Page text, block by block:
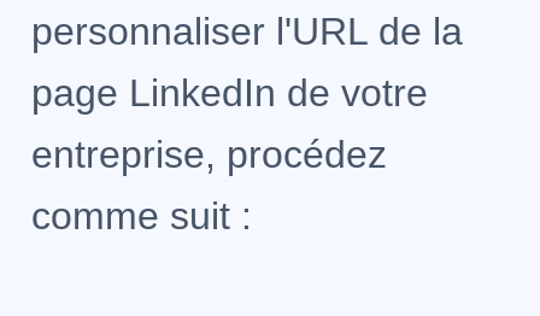
personnaliser l'URL de la
page LinkedIn de votre
entreprise, procédez
comme suit :